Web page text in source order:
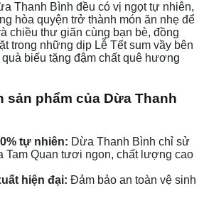
Thanh Bình đều có vị ngọt tự nhiên,
hòa quyện trở thành món ăn nhẹ để
chiều thư giãn cùng bạn bè, đồng
trong những dịp Lễ Tết sum vầy bên
biếu tặng đậm chất quê hương
sản phẩm của Dừa Thanh
tự nhiên: Dừa Thanh Bình chỉ sử
Tam Quan tươi ngon, chất lượng cao
hiện đại: Đảm bảo an toàn vệ sinh